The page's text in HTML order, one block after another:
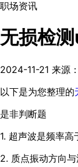
职场资讯
无损检
2024-11-21 来源
以下是为您整理的
是非判断题
1. 超声波是频率
2. 质点振动方向